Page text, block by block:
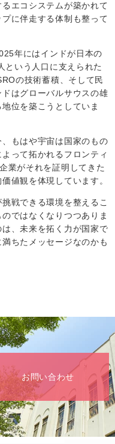
エコシステムが築かれて
に伴走する体制も整って
年にはインドが日本の
という人口に支えられた
の技術蓄積、そして民
はグローバルサウスの雄
位を築こうとしていま
もはや宇宙は国家のもの
って拓かれるフロンティ
業がそれを証明してきた
値観を体現しています。
戦できる環境を整えるこ
ではなくなりつつありま
、未来を拓く力が国家で
ちたメッセージなのかも
お問い合わせ